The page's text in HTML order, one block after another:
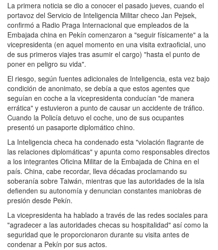
La primera noticia se dio a conocer el pasado jueves, cuando el
portavoz del Servicio de Inteligencia Militar checo Jan Pejsek,
confirmó a Radio Praga Internacional que empleados de la
Embajada china en Pekín comenzaron a "seguir físicamente" a la
vicepresidenta (en aquel momento en una visita extraoficial, uno
de sus primeros viajes tras asumir el cargo) "hasta el punto de
poner en peligro su vida".
El riesgo, según fuentes adicionales de Inteligencia, esta vez bajo
condición de anonimato, se debía a que estos agentes que
seguían en coche a la vicepresidenta conducían "de manera
errática" y estuvieron a punto de causar un accidente de tráfico.
Cuando la Policía detuvo el coche, uno de sus ocupantes
presentó un pasaporte diplomático chino.
La Inteligencia checa ha condenado esta "violación flagrante de
las relaciones diplomáticas" y apunta como responsables directos
a los integrantes Oficina Militar de la Embajada de China en el
país. China, cabe recordar, lleva décadas proclamando su
soberanía sobre Taiwán, mientras que las autoridades de la isla
defienden su autonomía y denuncian constantes maniobras de
presión desde Pekín.
La vicepresidenta ha hablado a través de las redes sociales para
"agradecer a las autoridades checas su hospitalidad" así como la
seguridad que le proporcionaron durante su visita antes de
condenar a Pekín por sus actos.